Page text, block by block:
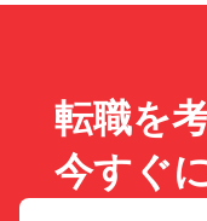
転職を
今すぐに